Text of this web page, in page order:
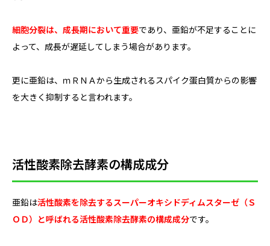
細胞分裂は、成長期において重要であり、亜鉛が不足することに
よって、成長が遅延してしまう場合があります。
更に亜鉛は、ｍＲＮＡから生成されるスパイク蛋白質からの影響
を大きく抑制すると言われます。
活性酸素除去酵素の構成成分
亜鉛は活性酸素を除去するスーパーオキシドディムスターゼ（Ｓ
ＯＤ）と呼ばれる活性酸素除去酵素の構成成分です。